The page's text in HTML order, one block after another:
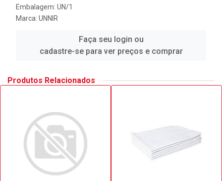
Embalagem: UN/1
Marca: UNNIR
Faça seu login ou
cadastre-se para ver preços e comprar
Produtos Relacionados